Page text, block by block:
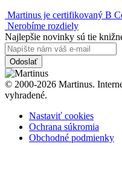
Martinus je certifikovaný B
Nerobíme rozdiely
Najlepšie novinky sú tie
Odoslať
© 2000-2026 Martinus.
vyhradené.
Nastaviť cookies
Ochrana súkromia
Obchodné podmienky